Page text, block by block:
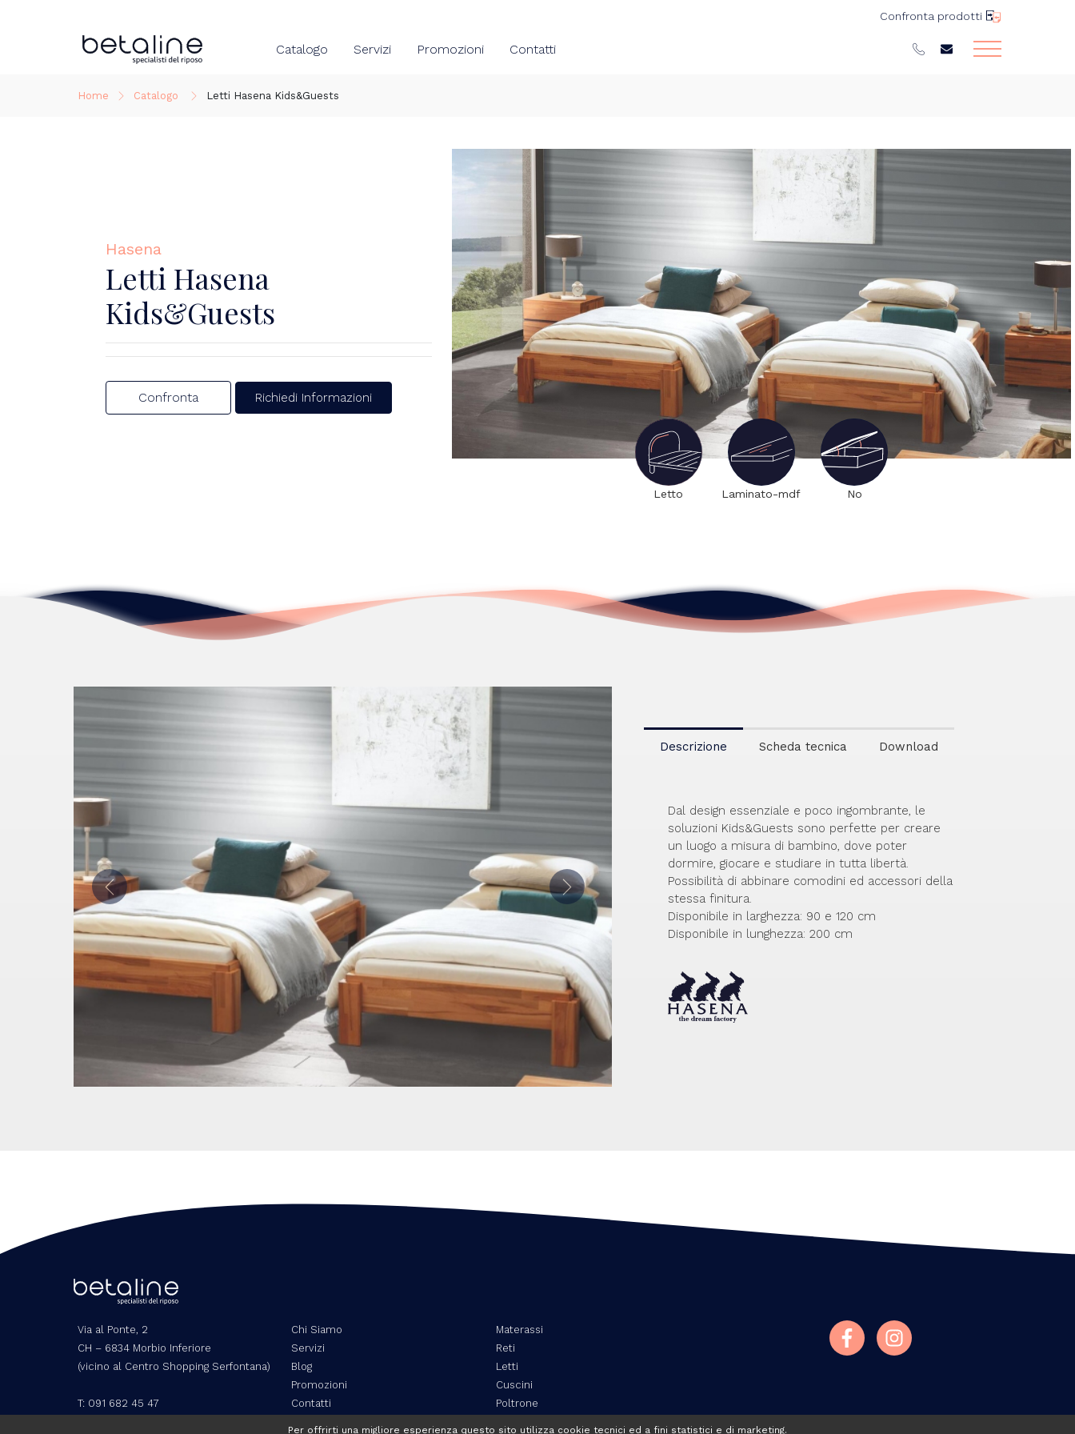
Confronta prodotti
Catalogo Servizi Promozioni Contatti
Home Catalogo Letti Hasena Kids&Guests
Hasena
Letti Hasena
Kids&Guests
Confronta Richiedi Informazioni
Letto Laminato-mdf No
Descrizione
Dal design essenziale e poco ingombrante, le
soluzioni Kids&Guests sono perfette per creare
un luogo a misura di bambino, dove poter
dormire, giocare e studiare in tutta libertà.
Possibilità di abbinare comodini ed accessori della
stessa finitura.
Disponibile in larghezza: 90 e 120 cm
Disponibile in lunghezza: 200 cm
Scheda tecnica Download
Via al Ponte, 2
CH – 6834 Morbio Inferiore
(vicino al Centro Shopping Serfontana)
T: 091 682 45 47
Chi Siamo
Servizi
Blog
Promozioni
Contatti
Materassi
Reti
Letti
Cuscini
Poltrone
Per offrirti una migliore esperienza questo sito utilizza cookie tecnici ed a fini statistici e di marketing.